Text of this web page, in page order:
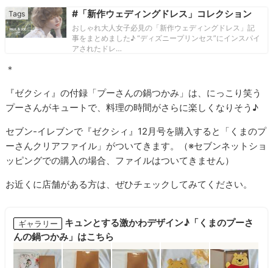
#「新作ウェディングドレス」コレクション
おしゃれ大人女子必見の「新作ウェディングドレス」記
事をまとめました♪ “ディズニープリンセス”にインスパイ
アされたドレ…
＊
『ゼクシィ』の付録「プーさんの鍋つかみ」は、にっこり笑う
プーさんがキュートで、料理の時間がさらに楽しくなりそう♪
セブン-イレブンで『ゼクシィ』12月号を購入すると「くまのプ
ーさんクリアファイル」がついてきます。（※セブンネットショ
ッピングでの購入の場合、ファイルはついてきません）
お近くに店舗がある方は、ぜひチェックしてみてください。
ギャラリー
キュンとする激かわデザイン♪「くまのプーさ
んの鍋つかみ」はこちら